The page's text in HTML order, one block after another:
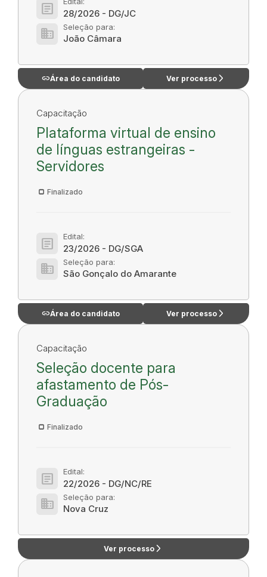
article 28/2026 - DG/JC
domain Seleção para:
João Câmara
linkÁrea do candidato Ver processo arrow_forward_ios
Capacitação
Plataforma virtual de ensino
de línguas estrangeiras -
Servidores
Finalizado
article Edital:
23/2026 - DG/SGA
domain Seleção para:
São Gonçalo do Amarante
linkÁrea do candidato Ver processo arrow_forward_ios
Capacitação
Seleção docente para
afastamento de Pós-
Graduação
Finalizado
article Edital:
22/2026 - DG/NC/RE
domain Seleção para:
Nova Cruz
Ver processo arrow_forward_ios